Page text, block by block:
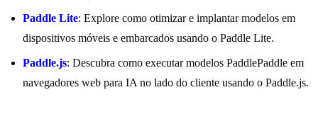
Paddle Lite: Explore como otimizar e implantar modelos em
dispositivos móveis e embarcados usando o Paddle Lite.
Paddle.js: Descubra como executar modelos PaddlePaddle em
navegadores web para IA no lado do cliente usando o Paddle.js.